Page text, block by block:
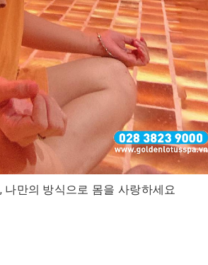
만의 방식으로 몸을 사랑하세요